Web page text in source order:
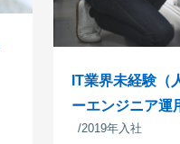
IT業界未経験（
ーエンジニア運
/2019年入社